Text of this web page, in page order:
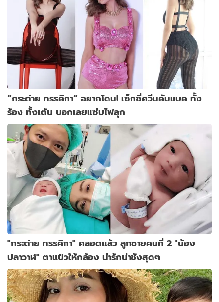
“กระต่าย ทรรศิกา” อยากโดน! เซ็กซี่ควีนคัมแบค ทั้ง
ร้อง ทั้งเต้น บอกเลยแซ่บไฟลุก
"กระต่าย ทรรศิกา" คลอดแล้ว ลูกชายคนที่ 2 "น้อง
ปลาวาฬ" ตาแป๋วให้กล้อง น่ารักน่าชังสุดๆ